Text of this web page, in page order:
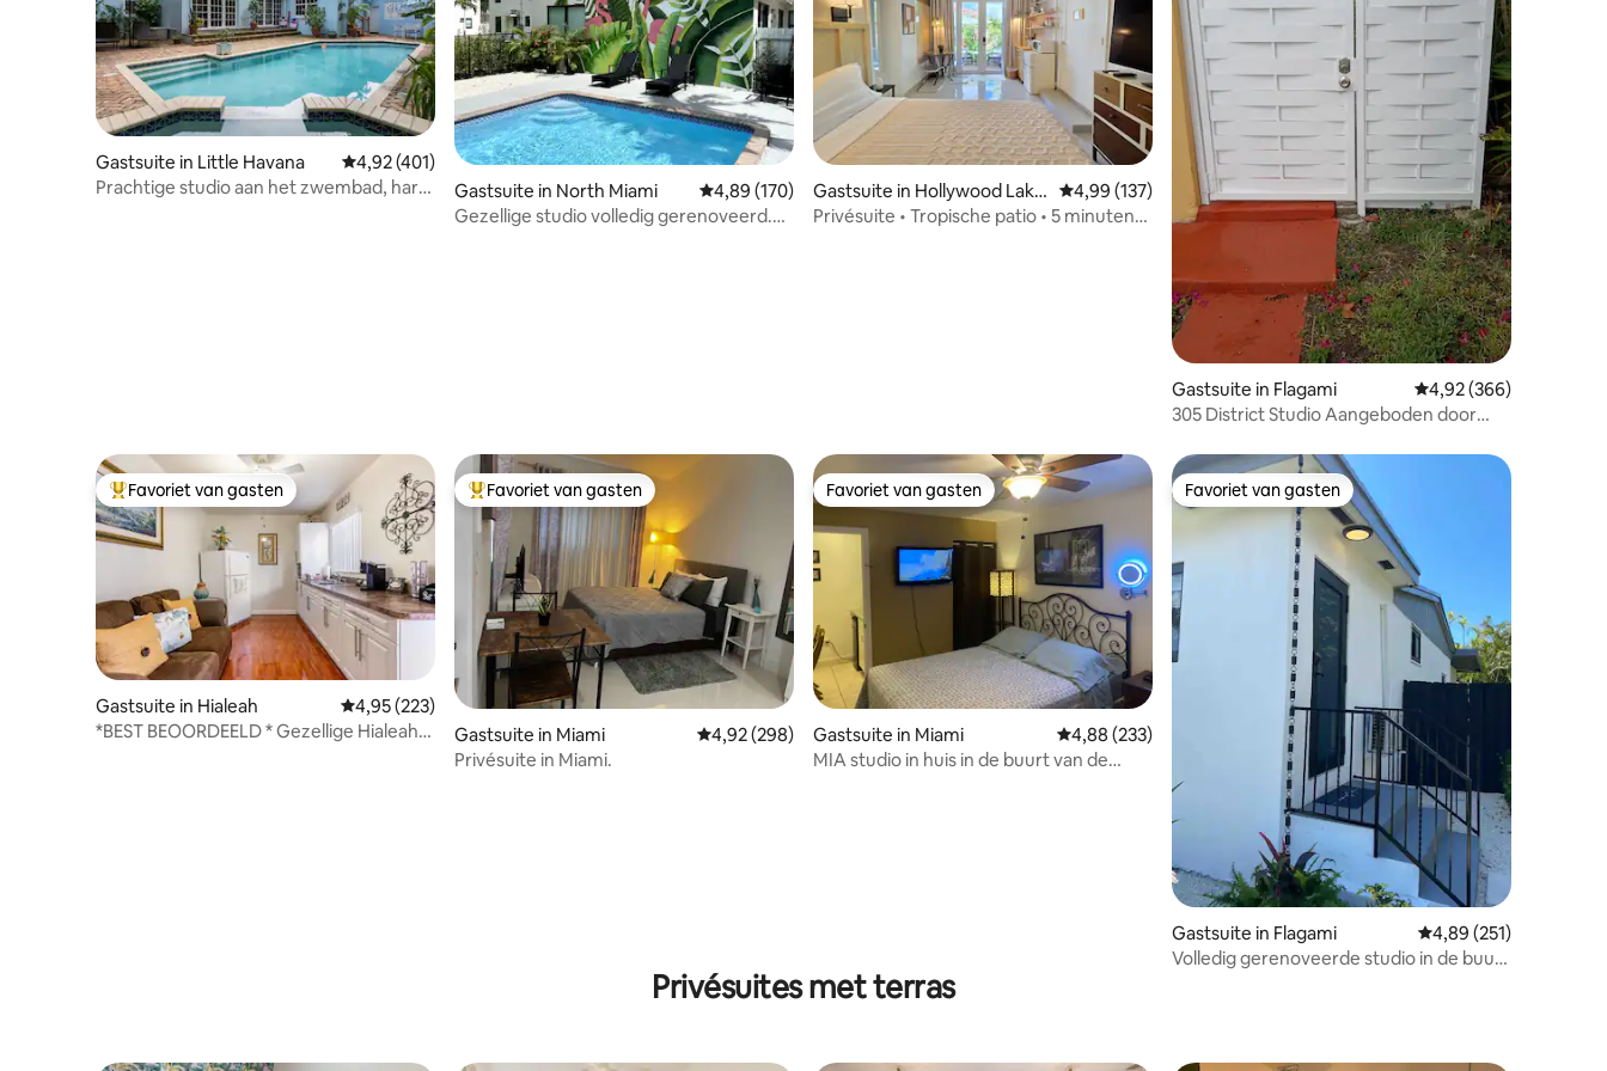
Gastsuite in Little Havana Gemiddelde beoordeling van 4,92 op 5, 401 recensies
4,92 (401)
Prachtige studio aan het zwembad, hart
Gastsuite in North Miami Gemiddelde beoordeling van 4,89 op 5, 170 recensies
4,89 (170)
Gezellige studio volledig gerenoveerd.
Gastsuite in Hollywood Lake
s
Gemiddelde beoordeling van 4,99 op 5, 137 recensies
4,99 (137)
Privésuite • Tropische patio • 5 minuten
Gastsuite in Flagami Gemiddelde
4,92 (366)
305 District Studio Aangeboden door
Topfavoriet van gasten
Favoriet van gasten
Gastsuite in Hialeah Gemiddelde beoordeling van 4,95 op 5, 223 recensies
4,95 (223)
*BEST BEOORDEELD * Gezellige Hialeah-
Topfavoriet van gasten
Favoriet van gasten
Gastsuite in Miami Gemiddelde beoordeling van 4,92 op 5, 298 recensies
4,92 (298)
Privésuite in Miami.
Favoriet van gasten
Favoriet van gasten
Gastsuite in Miami Gemiddelde beoordeling van 4,88 op 5, 233 recensies
4,88 (233)
MIA studio in huis in de buurt van de
Favoriet van gasten
Favoriet van gasten
Gastsuite in Flagami Gemiddelde
4,89 (251)
Volledig gerenoveerde studio in de buurt
Privésuites met terras